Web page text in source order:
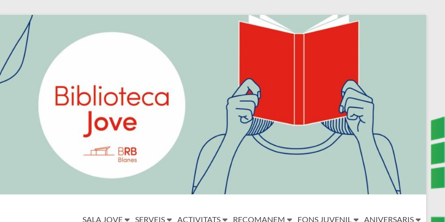
SALA JOVE SERVEIS ACTIVITATS RECOMANEM FONS JUVENIL ANIVERSARIS